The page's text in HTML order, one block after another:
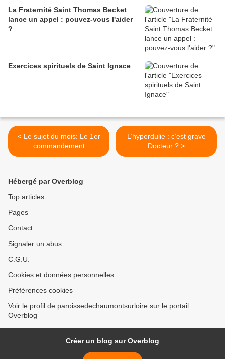
La Fraternité Saint Thomas Becket
lance un appel : pouvez-vous l'aider
?
Exercices spirituels de Saint Ignace
< Le sujet du mois: Le 1er
commandement
L’hyperdulie : c’est grave
Docteur ? >
Hébergé par Overblog
Top articles
Pages
Contact
Signaler un abus
C.G.U.
Cookies et données personnelles
Préférences cookies
Voir le profil de paroissedechaumontsurloire sur le portail
Overblog
Créer un blog sur Overblog